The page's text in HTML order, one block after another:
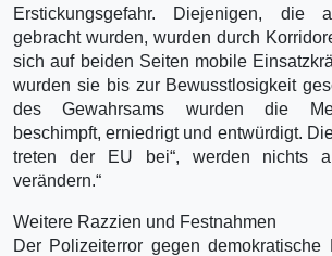
Erstickungsgefahr. Diejenigen, die
gebracht wurden, wurden durch
sich auf beiden Seiten mobile
wurden sie bis zur Bewusstlosigkeit
des Gewahrsams wurden die
beschimpft, erniedrigt und entwürdigt.
treten der EU bei“, werden nichts
verändern.“
Weitere Razzien und Festnahmen
Der Polizeiterror gegen demokratische